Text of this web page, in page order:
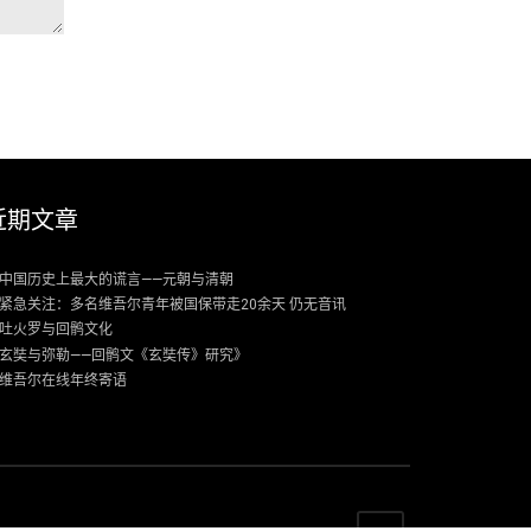
期文章
中国历史上最大的谎言——元朝与清朝
紧急关注：多名维吾尔青年被国保带走20余天 仍无音讯
吐火罗与回鹘文化
玄奘与弥勒——回鹘文《玄奘传》研究》
维吾尔在线年终寄语